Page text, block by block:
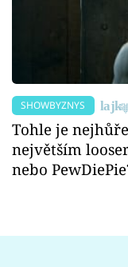
SHOWBYZNYS
Tohle je
největším
nebo